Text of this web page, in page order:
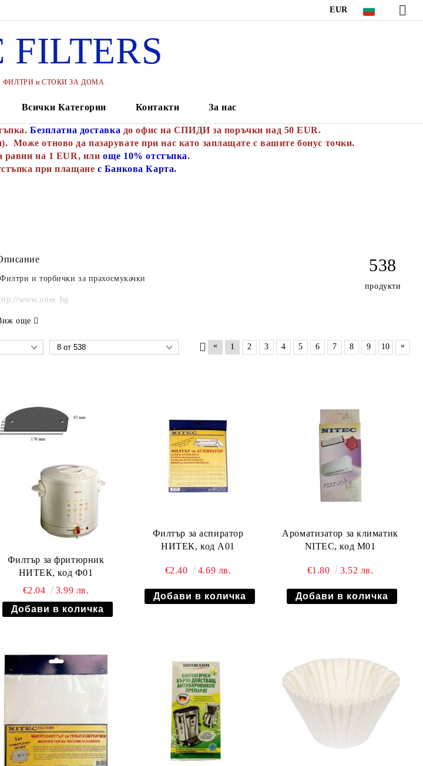
EUR
FILTERS
ФИЛТРИ и СТОКИ ЗА ДОМА
Всички Категории Контакти За нас
Безплатна доставка до офис на СПИДИ за поръчки над 50 EUR.
Може отново да пазарувате при нас като заплащате с вашите бонус точки.
равни на 1 EUR, или още 10% отстъпка.
при плащане с Банкова Карта.
Филтри и торбички за прахосмукачки
www.nitec.bg
още
538
продукти
« 1 2 3 4 5 6 7 8 9 10 »
Филтър за фритюрник
НИТЕК, код Ф01
€2.04
3.99 лв.
Филтър за аспиратор
НИТЕК, код А01
€2.40 4.69 лв.
Ароматизатор за климатик
NITEC, код М01
€1.80 3.52 лв.